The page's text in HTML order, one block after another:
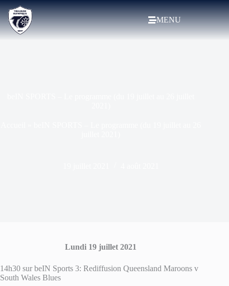
MENU
Lundi 19 juillet 2021
14h30 sur beIN Sports 3: Rediffusion Queensland Maroons v
South Wales Blues